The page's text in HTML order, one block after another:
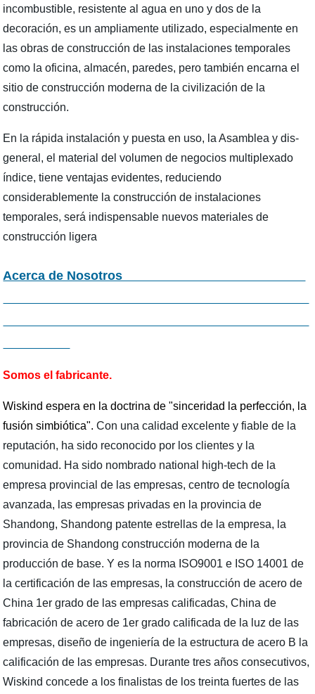
incombustible, resistente al agua en uno y dos de la
decoración, es un ampliamente utilizado, especialmente en
las obras de construcción de las instalaciones temporales
como la oficina, almacén, paredes, pero también encarna el
sitio de construcción moderna de la civilización de la
construcción.
En la rápida instalación y puesta en uso, la Asamblea y dis-
general, el material del volumen de negocios multiplexado
índice, tiene ventajas evidentes, reduciendo
considerablemente la construcción de instalaciones
temporales, será indispensable nuevos materiales de
construcción ligera
Acerca de Nosotros
Somos el fabricante.
Wiskind espera en la doctrina de "sinceridad la perfección, la
fusión simbiótica".Con una calidad excelente y fiable de la
reputación, ha sido reconocido por los clientes y la
comunidad. Ha sido nombrado national high-tech de la
empresa provincial de las empresas, centro de tecnología
avanzada, las empresas privadas en la provincia de
Shandong, Shandong patente estrellas de la empresa, la
provincia de Shandong construcción moderna de la
producción de base. Y es la norma ISO9001 e ISO 14001 de
la certificación de las empresas, la construcción de acero de
China 1er grado de las empresas calificadas, China de
fabricación de acero de 1er grado calificada de la luz de las
empresas, diseño de ingeniería de la estructura de acero B la
calificación de las empresas. Durante tres años consecutivos,
Wiskind concede a los finalistas de los treinta fuertes de las